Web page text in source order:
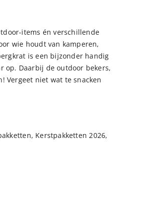
items én verschillende
wie houdt van kamperen,
is een bijzonder handig
op. Daarbij de outdoor bekers,
Vergeet niet wat te snacken
, Kerstpakketten 2026,